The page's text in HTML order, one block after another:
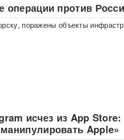
операции против
поражены объекты
исчез из App Store:
Apple»